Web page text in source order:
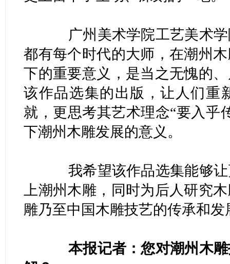
广州美术学院工艺美术学
都有每个时代的大师，在潮州
下的重要意义，是当之无愧的
该作品选集的出版，让人们重
就，更思考其艺术理念“要入乎
下潮州木雕发展的意义。
我希望该作品选集能够让
上潮州木雕，同时为后人研究
雕乃至中国木雕技艺的传承和
本报记者：您对潮州木雕